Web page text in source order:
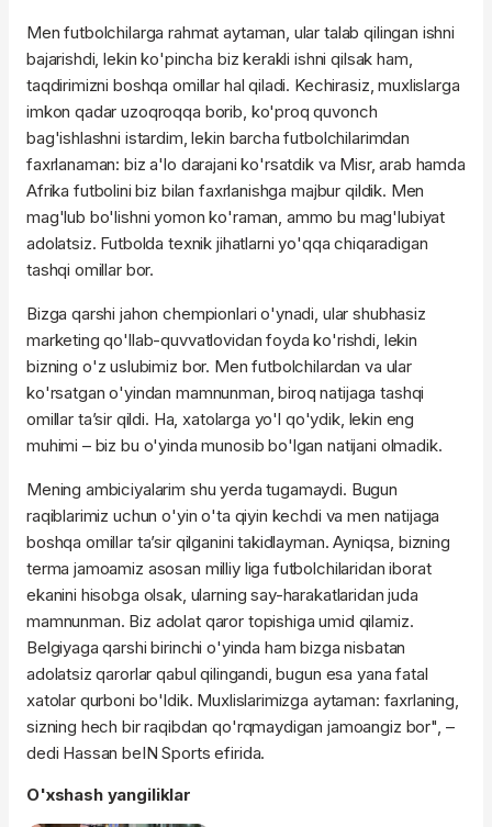
Men futbolchilarga rahmat aytaman, ular talab qilingan ishni
bajarishdi, lekin ko'pincha biz kerakli ishni qilsak ham,
taqdirimizni boshqa omillar hal qiladi. Kechirasiz, muxlislarga
imkon qadar uzoqroqqa borib, ko'proq quvonch
bag'ishlashni istardim, lekin barcha futbolchilarimdan
faxrlanaman: biz a'lo darajani ko'rsatdik va Misr, arab hamda
Afrika futbolini biz bilan faxrlanishga majbur qildik. Men
mag'lub bo'lishni yomon ko'raman, ammo bu mag'lubiyat
adolatsiz. Futbolda texnik jihatlarni yo'qqa chiqaradigan
tashqi omillar bor.
Bizga qarshi jahon chempionlari o'ynadi, ular shubhasiz
marketing qo'llab-quvvatlovidan foyda ko'rishdi, lekin
bizning o'z uslubimiz bor. Men futbolchilardan va ular
ko'rsatgan o'yindan mamnunman, biroq natijaga tashqi
omillar ta’sir qildi. Ha, xatolarga yo'l qo'ydik, lekin eng
muhimi – biz bu o'yinda munosib bo'lgan natijani olmadik.
Mening ambiciyalarim shu yerda tugamaydi. Bugun
raqiblarimiz uchun o'yin o'ta qiyin kechdi va men natijaga
boshqa omillar ta’sir qilganini takidlayman. Ayniqsa, bizning
terma jamoamiz asosan milliy liga futbolchilaridan iborat
ekanini hisobga olsak, ularning say-harakatlaridan juda
mamnunman. Biz adolat qaror topishiga umid qilamiz.
Belgiyaga qarshi birinchi o'yinda ham bizga nisbatan
adolatsiz qarorlar qabul qilingandi, bugun esa yana fatal
xatolar qurboni bo'ldik. Muxlislarimizga aytaman: faxrlaning,
sizning hech bir raqibdan qo'rqmaydigan jamoangiz bor", –
dedi Hassan beIN Sports efirida.
O'xshash yangiliklar